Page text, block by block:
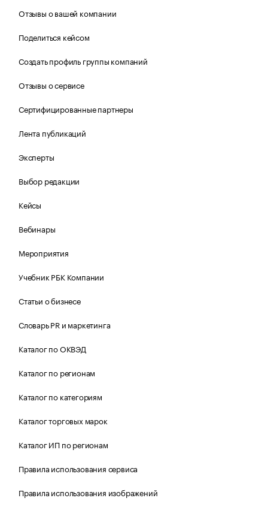
Отзывы о вашей компании
Поделиться кейсом
Создать профиль группы компаний
Отзывы о сервисе
Сертифицированные партнеры
Лента публикаций
Эксперты
Выбор редакции
Кейсы
Вебинары
Мероприятия
Учебник РБК Компании
Статьи о бизнесе
Словарь PR и маркетинга
Каталог по ОКВЭД
Каталог по регионам
Каталог по категориям
Каталог торговых марок
Каталог ИП по регионам
Правила использования сервиса
Правила использования изображений